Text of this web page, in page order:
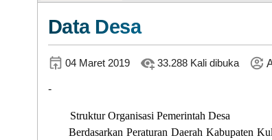
Data Desa
04 Maret 2019 33.288 Kali dibuka
-
Struktur Organisasi Pemerintah Desa
Berdasarkan Peraturan Daerah Kabupaten